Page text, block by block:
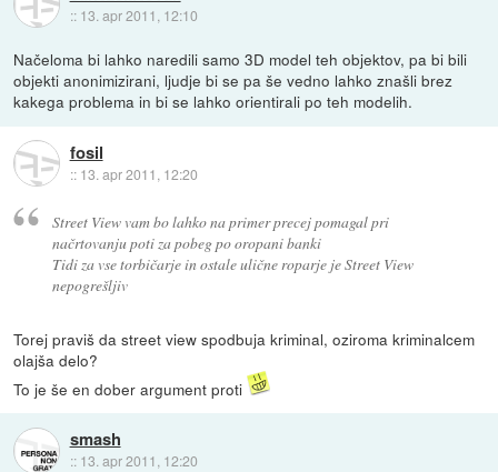
:: 13. apr 2011, 12:10
Načeloma bi lahko naredili samo 3D model teh objektov, pa bi bili
objekti anonimizirani, ljudje bi se pa še vedno lahko znašli brez
kakega problema in bi se lahko orientirali po teh modelih.
fosil
:: 13. apr 2011, 12:20
Street View vam bo lahko na primer precej pomagal pri
načrtovanju poti za pobeg po oropani banki
Tidi za vse torbičarje in ostale ulične roparje je Street View
nepogrešljiv
Torej praviš da street view spodbuja kriminal, oziroma kriminalcem
olajša delo?
To je še en dober argument proti
smash
:: 13. apr 2011, 12:20